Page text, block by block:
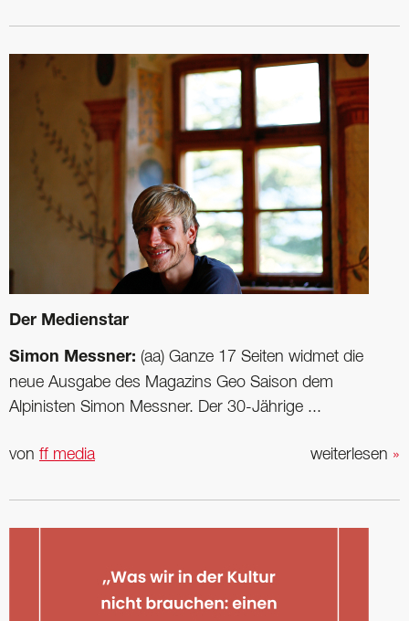
Der Medienstar
Simon Messner: (aa) Ganze 17 Seiten widmet die
neue Ausgabe des Magazins Geo Saison dem
Alpinisten Simon Messner. Der 30-Jährige ...
weiterlesen »
von ff media